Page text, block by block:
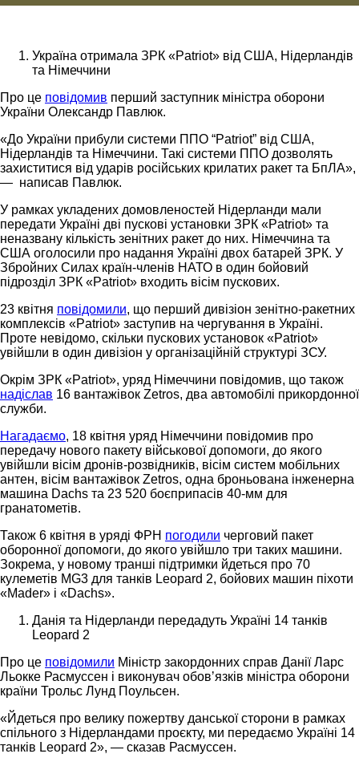
Україна отримала ЗРК «Patriot» від США, Нідерландів
та Німеччини
Про це повідомив перший заступник міністра оборони
України Олександр Павлюк.
«До України прибули системи ППО “Patriot” від США,
Нідерландів та Німеччини. Такі системи ППО дозволять
захиститися від ударів російських крилатих ракет та БпЛА»,
— написав Павлюк.
У рамках укладених домовленостей Нідерланди мали
передати Україні дві пускові установки ЗРК «Patriot» та
неназвану кількість зенітних ракет до них. Німеччина та
США оголосили про надання Україні двох батарей ЗРК. У
Збройних Силах країн-членів НАТО в один бойовий
підрозділ ЗРК «Patriot» входить вісім пускових.
23 квітня повідомили, що перший дивізіон зенітно-ракетних
комплексів «Patriot» заступив на чергування в Україні.
Проте невідомо, скільки пускових установок «Patriot»
увійшли в один дивізіон у організаційній структурі ЗСУ.
Окрім ЗРК «Patriot», уряд Німеччини повідомив, що також
надіслав 16 вантажівок Zetros, два автомобілі прикордонної
служби.
Нагадаємо, 18 квітня уряд Німеччини повідомив про
передачу нового пакету військової допомоги, до якого
увійшли вісім дронів-розвідників, вісім систем мобільних
антен, вісім вантажівок Zetros, одна броньована інженерна
машина Dachs та 23 520 боєприпасів 40-мм для
гранатометів.
Також 6 квітня в уряді ФРН погодили черговий пакет
оборонної допомоги, до якого увійшло три таких машини.
Зокрема, у новому транші підтримки йдеться про 70
кулеметів MG3 для танків Leopard 2, бойових машин піхоти
«Mader» і «Dachs».
Данія та Нідерланди передадуть Україні 14 танків
Leopard 2
Про це повідомили Міністр закордонних справ Данії Ларс
Льокке Расмуссен і виконувач обовʼязків міністра оборони
країни Трольс Лунд Поульсен.
«Йдеться про велику пожертву данської сторони в рамках
спільного з Нідерландами проєкту, ми передаємо Україні 14
танків Leopard 2», — сказав Расмуссен.